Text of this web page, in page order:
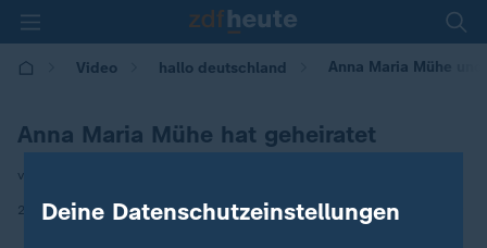
Video hallo deutschland Anna Maria Mühe
Anna Maria Mühe hat geheiratet
von Markus Rosendahl
25.08.2025 | 17:10
Deine Datenschutzeinstellungen